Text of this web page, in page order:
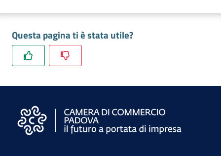
Questa pagina ti è stata utile?